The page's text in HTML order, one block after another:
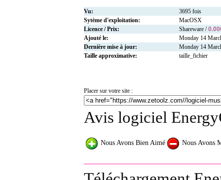
Vu:
3695 fois
Sytème d'exploitation:
MacOSX
Licence / Prix:
Shareware /
Ajouté le:
Monday 14
Dernière mise à jour:
Monday 14
Taille approximative:
taille_fichier
Placer sur votre site :
Avis logiciel
Nous Avons Bien Aimé Nous Avons